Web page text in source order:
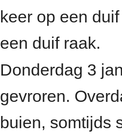
keer op een
een duif raak.
Donderdag 3
gevroren.
buien, somtijds